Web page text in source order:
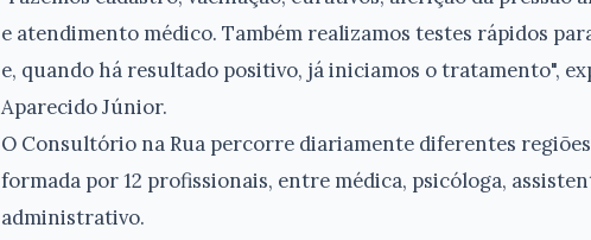
e atendimento médico. Também realizamos testes rápidos
e, quando há resultado positivo, já iniciamos o tratamento",
Aparecido Júnior.
O Consultório na Rua percorre diariamente diferentes
formada por 12 profissionais, entre médica, psicóloga,
administrativo.